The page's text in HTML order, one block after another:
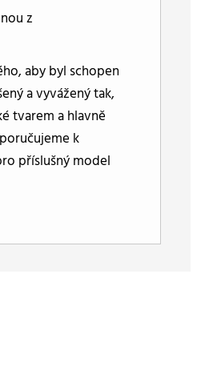
z
aby byl schopen
a vyvážený tak,
tvarem a hlavně
k
příslušný model